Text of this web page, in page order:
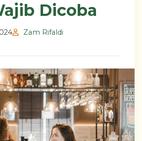
Dicoba
Zam Rifaldi